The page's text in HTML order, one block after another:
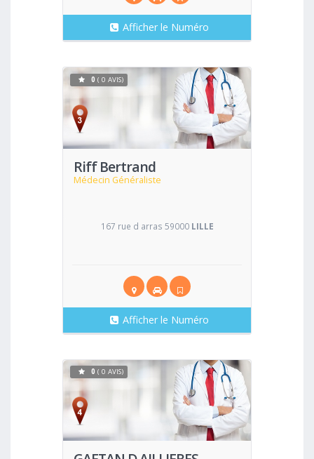
Afficher le Numéro
Riff Bertrand
Médecin Généraliste
Voir
0 ( 0 AVIS)
167 rue d arras 59000 LILLE
Afficher le Numéro
Voir
0 ( 0 AVIS)